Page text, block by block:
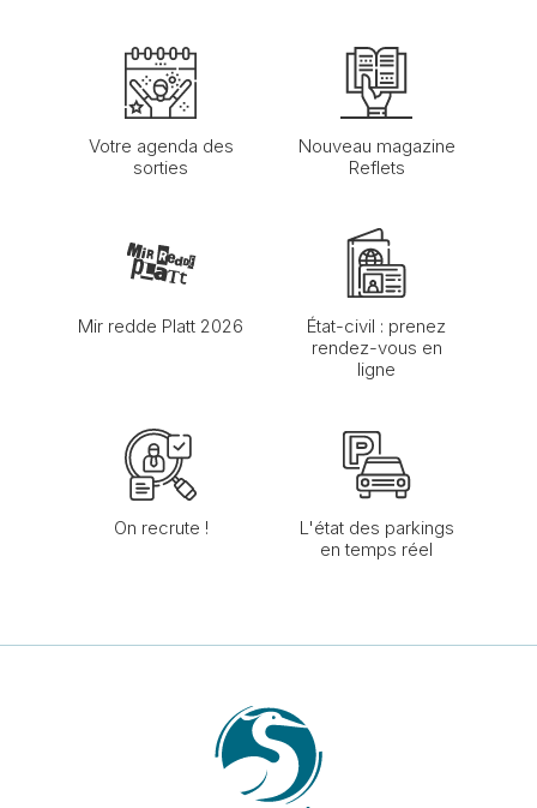
Votre agenda des
sorties
Nouveau magazine
Reflets
Mir redde Platt 2026
État-civil : prenez
rendez-vous en
ligne
On recrute !
L'état des parkings
en temps réel